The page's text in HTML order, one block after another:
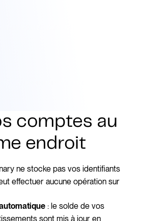
comptes au
endroit
: le solde de vos
sont mis à jour en
ne stocke pas vos identifiants
effectuer aucune opération sur